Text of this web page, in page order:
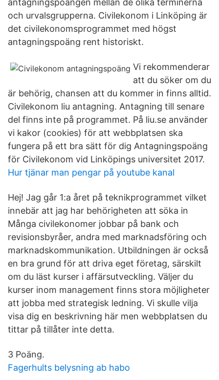
antagningspoängen mellan de olika terminerna
och urvalsgrupperna. Civilekonom i Linköping är
det civilekonomsprogrammet med högst
antagningspoäng rent historiskt.
Vi rekommenderar
att du söker om du
är behörig, chansen att du kommer in finns alltid.
Civilekonom liu antagning. Antagning till senare
del finns inte på programmet. På liu.se använder
vi kakor (cookies) för att webbplatsen ska
fungera på ett bra sätt för dig Antagningspoäng
för Civilekonom vid Linköpings universitet 2017.
Hur tjänar man pengar på youtube kanal
Hej! Jag går 1:a året på teknikprogrammet vilket
innebär att jag har behörigheten att söka in
Många civilekonomer jobbar på bank och
revisionsbyråer, andra med marknadsföring och
marknadskommunikation. Utbildningen är också
en bra grund för att driva eget företag, särskilt
om du läst kurser i affärsutveckling. Väljer du
kurser inom management finns stora möjligheter
att jobba med strategisk ledning. Vi skulle vilja
visa dig en beskrivning här men webbplatsen du
tittar på tillåter inte detta.
3 Poäng.
Fagerhults belysning ab habo